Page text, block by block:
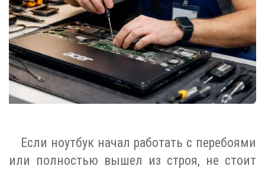
Если ноутбук начал работать с перебоями
или полностью вышел из строя, не стоит